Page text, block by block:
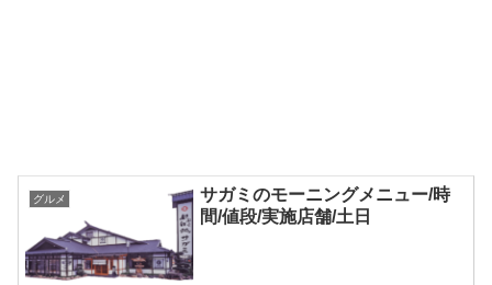
グルメ
サガミのモーニングメニュー/時
間/値段/実施店舗/土日